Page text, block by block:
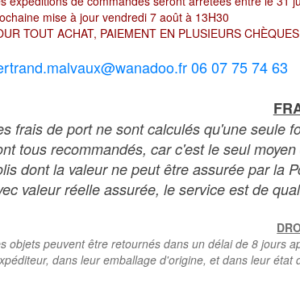
mise à jour vendredi 7 août à 13H30
TOUT ACHAT, PAIEMENT EN PLUSIEURS
06 07 75 74 63
frais de port ne sont calculés qu'une seule
tous recommandés, car c'est le seul
dont la valeur ne peut être assurée par la
valeur réelle assurée, le service est de
objets peuvent être retournés dans un délai de 8 jours
dans leur emballage d'origine, et dans leur état